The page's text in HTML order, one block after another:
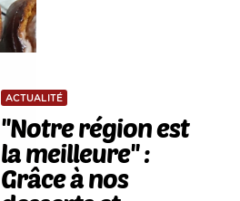
ACTUALITÉ
''Notre région est
la meilleure'' :
Grâce à nos